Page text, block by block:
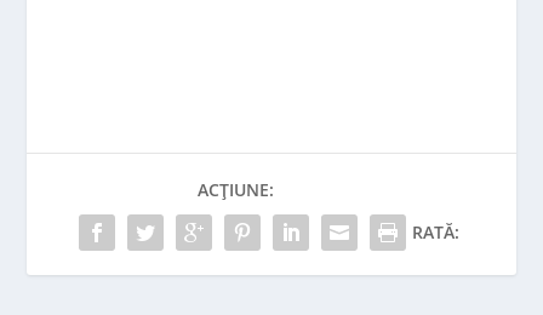
ACȚIUNE:
RATĂ: